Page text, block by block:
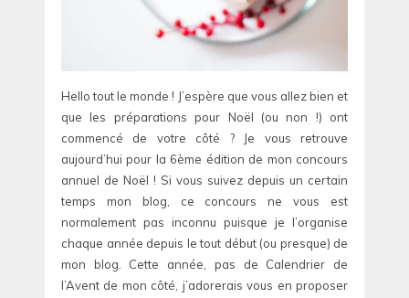
Hello tout le monde ! J’espère que vous allez bien et
que les préparations pour Noël (ou non !) ont
commencé de votre côté ? Je vous retrouve
aujourd’hui pour la 6ème édition de mon concours
annuel de Noël ! Si vous suivez depuis un certain
temps mon blog, ce concours ne vous est
normalement pas inconnu puisque je l’organise
chaque année depuis le tout début (ou presque) de
mon blog. Cette année, pas de Calendrier de
l’Avent de mon côté, j’adorerais vous en proposer